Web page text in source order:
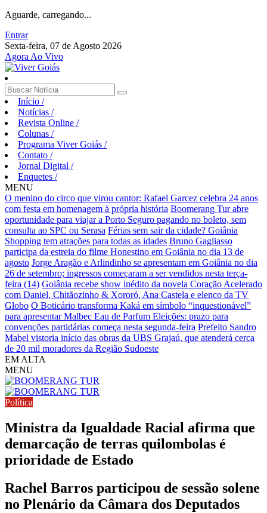
Aguarde, carregando...
Entrar
Sexta-feira, 07 de Agosto 2026
Agora Ao Vivo
Início /
Notícias /
Revista Online /
Colunas /
Programa Viver Goiás /
Contato /
Jornal Digital /
Enquetes /
MENU
O menino do circo que virou cantor: Rafael Garcez celebra 24 anos
com festa em homenagem à própria história Boomerang Tur abre
oportunidade para viajar a Porto Seguro pagando no boleto, sem
consulta ao SPC ou Serasa Férias sem sair da cidade? Goiânia
Shopping tem atrações para todas as idades Bruno Gagliasso
participa da estreia do filme Honestino em Goiânia no dia 13 de
agosto Jorge Aragão e Arlindinho se apresentam em Goiânia no dia
26 de setembro; ingressos começaram a ser vendidos nesta terça-
feira (14) Goiânia recebe show inédito da novela Coração Acelerado
com Daniel, Chitãozinho & Xororó, Ana Castela e elenco da TV
Globo O Boticário transforma Kaká em símbolo “inquestionável”
para apresentar Malbec Eau de Parfum Eleições: prazo para
convenções partidárias começa nesta segunda-feira Prefeito Sandro
Mabel vistoria início das obras da UBS Grajaú, que atenderá cerca
de 20 mil moradores da Região Sudoeste
EM ALTA
MENU
Política
Ministra da Igualdade Racial afirma que
demarcação de terras quilombolas é
prioridade de Estado
Rachel Barros participou de sessão solene
no Plenário da Câmara dos Deputados